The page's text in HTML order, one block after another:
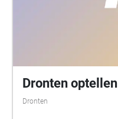
Dronten optellen
Dronten